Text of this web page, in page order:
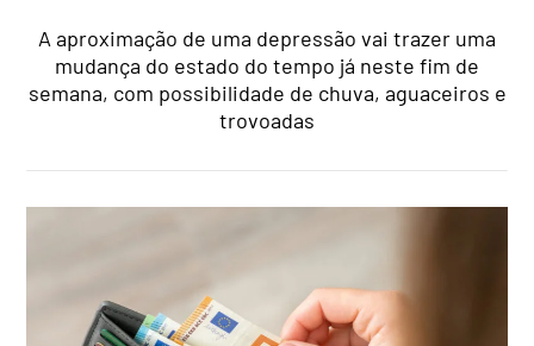
A aproximação de uma depressão vai trazer uma
mudança do estado do tempo já neste fim de
semana, com possibilidade de chuva, aguaceiros e
trovoadas